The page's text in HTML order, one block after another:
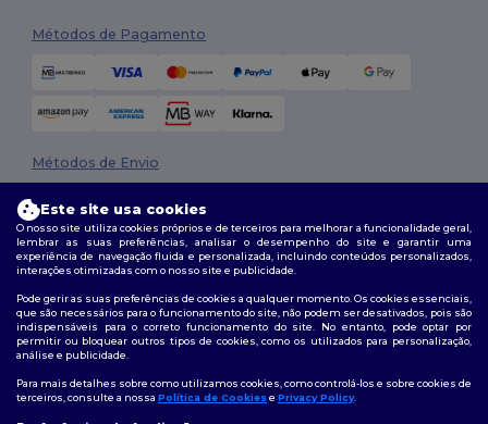
Métodos de Pagamento
Métodos de Envio
2026. Todos os direitos reservados
Siga-nos
Este site usa cookies
O nosso site utiliza cookies próprios e de terceiros para melhorar a funcionalidade geral,
lembrar as suas preferências, analisar o desempenho do site e garantir uma
experiência de navegação fluida e personalizada, incluindo conteúdos personalizados,
interações otimizadas com o nosso site e publicidade.
Pode gerir as suas preferências de cookies a qualquer momento. Os cookies essenciais,
que são necessários para o funcionamento do site, não podem ser desativados, pois são
indispensáveis para o correto funcionamento do site. No entanto, pode optar por
permitir ou bloquear outros tipos de cookies, como os utilizados para personalização,
análise e publicidade.
Para mais detalhes sobre como utilizamos cookies, como controlá-los e sobre cookies de
terceiros, consulte a nossa Política de Cookiese Privacy Policy.